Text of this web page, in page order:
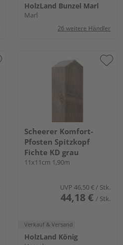
HolzLand Bunzel Marl
Marl
26 weitere Händler
Scheerer Komfort-
Pfosten Spitzkopf
Fichte KD grau
11x11cm 1,90m
UVP 46,50 €/ Stk.
44,18 € / Stk.
Verkauf & Versand
HolzLand König